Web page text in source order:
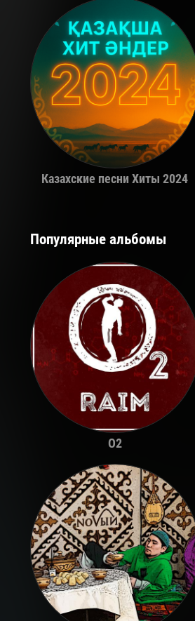
Казахские песни Хиты 2024
Популярные альбомы
O2